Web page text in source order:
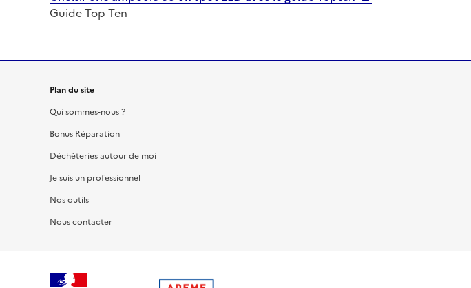
Guide Top Ten
Plan du site
Qui sommes-nous ?
Bonus Réparation
Déchèteries autour de moi
Je suis un professionnel
Nos outils
Nous contacter